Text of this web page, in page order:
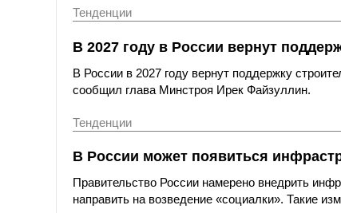
Тенденции
В 2027 году в России вернут
В России в 2027 году вернут поддержку
сообщил глава Минстроя Ирек Файзуллин.
Тенденции
В России может появиться
Правительство России намерено внедрить
направить на возведение «социалки». Такие